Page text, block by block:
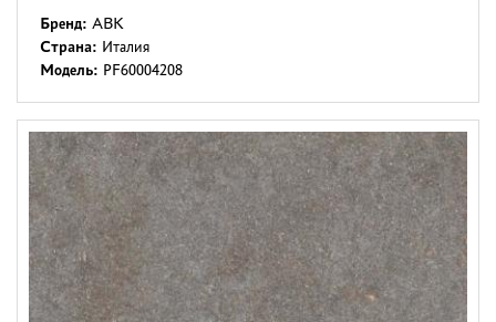
Бренд: ABK
Страна: Италия
Модель: PF60004208